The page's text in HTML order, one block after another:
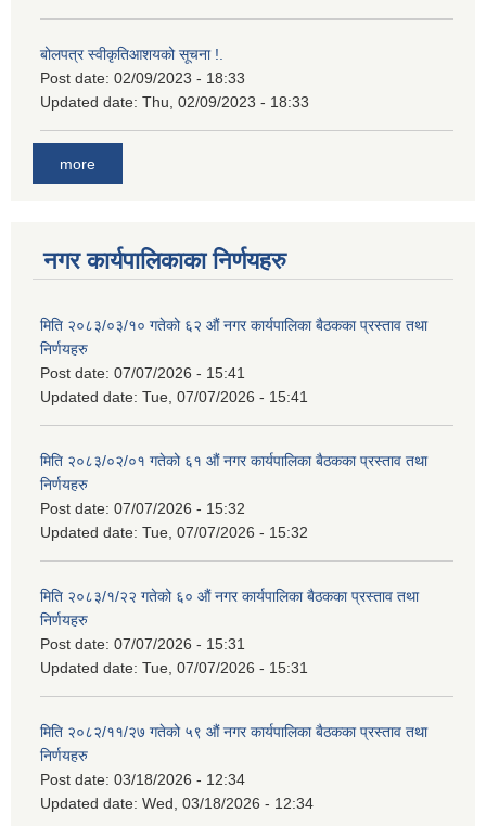
बोलपत्र स्वीकृतिआशयको सूचना !.
Post date: 02/09/2023 - 18:33
Updated date: Thu, 02/09/2023 - 18:33
more
नगर कार्यपालिकाका निर्णयहरु
मिति २०८३/०३/१० गतेको ६२ औं नगर कार्यपालिका बैठकका प्रस्ताव तथा
निर्णयहरु
Post date: 07/07/2026 - 15:41
Updated date: Tue, 07/07/2026 - 15:41
मिति २०८३/०२/०१ गतेको ६१ औं नगर कार्यपालिका बैठकका प्रस्ताव तथा
निर्णयहरु
Post date: 07/07/2026 - 15:32
Updated date: Tue, 07/07/2026 - 15:32
मिति २०८३/१/२२ गतेको ६० औं नगर कार्यपालिका बैठकका प्रस्ताव तथा
निर्णयहरु
Post date: 07/07/2026 - 15:31
Updated date: Tue, 07/07/2026 - 15:31
मिति २०८२/११/२७ गतेको ५९ औं नगर कार्यपालिका बैठकका प्रस्ताव तथा
निर्णयहरु
Post date: 03/18/2026 - 12:34
Updated date: Wed, 03/18/2026 - 12:34